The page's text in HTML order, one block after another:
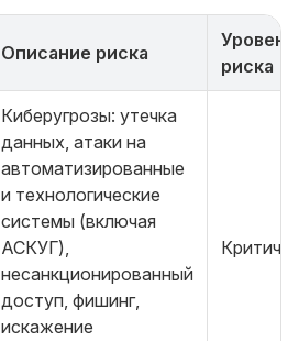
Описание риска
Уровень
риска
Киберугрозы: утечка
данных, атаки на
автоматизированные
и технологические
системы (включая
АСКУГ),
несанкционированный
доступ, фишинг,
искажение